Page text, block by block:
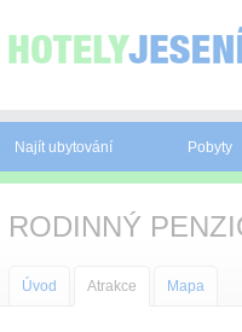
Najít ubytování Pobyty
RODINNÝ
Úvod Atrakce Mapa